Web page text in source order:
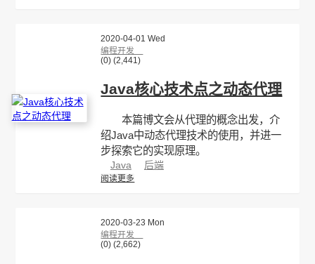
2020-04-01 Wed
编程开发
(0) (2,441)
Java核心技术点之动态代理
本篇博文会从代理的概念出发，介
绍Java中动态代理技术的使用，并进一
步探索它的实现原理。
Java 后端
阅读更多
2020-03-23 Mon
编程开发
(0) (2,662)